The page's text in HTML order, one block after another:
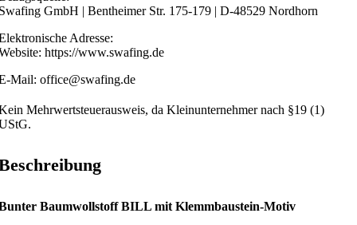
GmbH | Bentheimer Str. 175-179 | D-48529 Nordhorn
Adresse:
https://www.swafing.de
Mail: office@swafing.de
Mehrwertsteuerausweis, da Kleinunternehmer nach §19 (1)
Baumwollstoff BILL mit Klemmbaustein-Motiv